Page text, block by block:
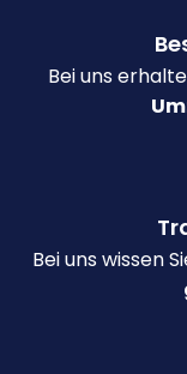
Bei uns
Bei uns wissen